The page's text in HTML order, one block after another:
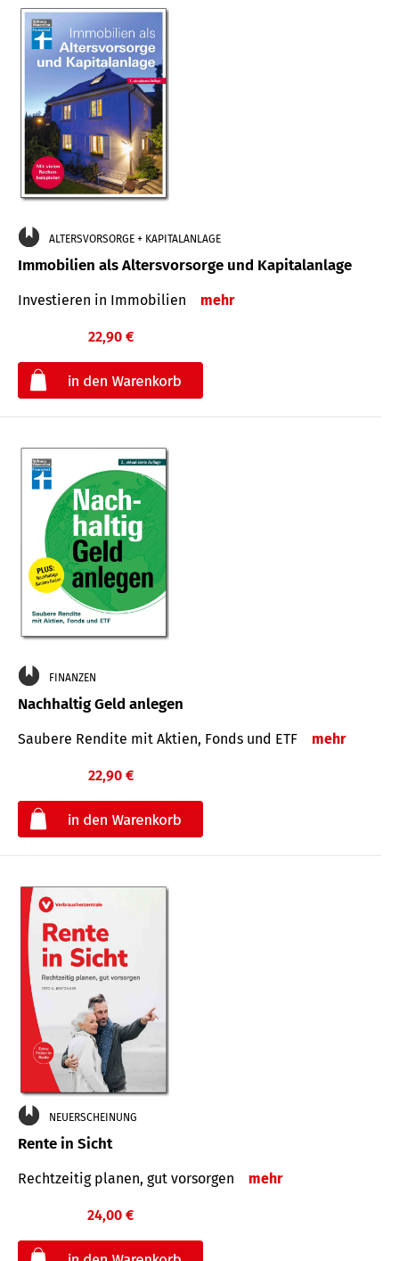
ALTERSVORSORGE + KAPITALANLAGE
Immobilien als Altersvorsorge und Kapitalanlage
Investieren in Immobilien mehr
22,90 €
FINANZEN
Nachhaltig Geld anlegen
Saubere Rendite mit Aktien, Fonds und ETF mehr
22,90 €
NEUERSCHEINUNG
Rente in Sicht
Rechtzeitig planen, gut vorsorgen mehr
24,00 €